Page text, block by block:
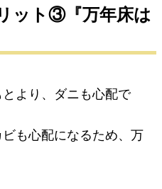
ット③『万年床は
より、ダニも心配で
も心配になるため、万